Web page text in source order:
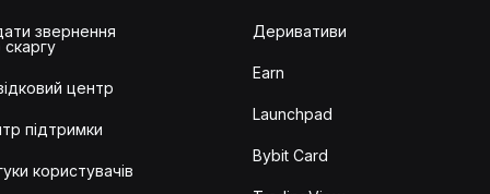
звернення
центр
підтримки
користувачів
Деривативи
Earn
Launchpad
Bybit Card